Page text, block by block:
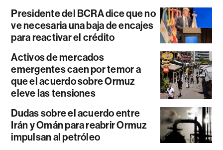
Presidente del BCRA dice que no
ve necesaria una baja de encajes
para reactivar el crédito
Activos de mercados
emergentes caen por temor a
que el acuerdo sobre Ormuz
eleve las tensiones
Dudas sobre el acuerdo entre
Irán y Omán para reabrir Ormuz
impulsan al petróleo